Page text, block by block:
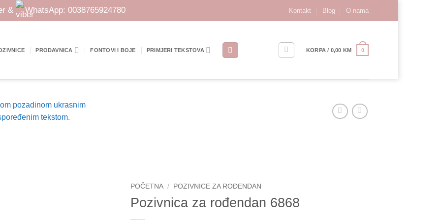
& WhatsApp: 0038765924780 Kontakt Blog O nama
PRODAVNICA FONTOVI I BOJE PRIMJERI TEKSTOVA KORPA / 0,00 KM 0
POČETNA / POZIVNICE ZA ROĐENDAN
Pozivnica za rođendan 6868